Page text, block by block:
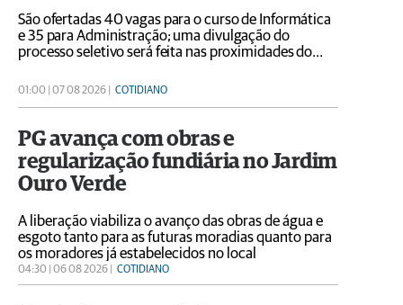
São ofertadas 40 vagas para o curso de Informática
e 35 para Administração; uma divulgação do
processo seletivo será feita nas proximidades do
01:00 | 07 08 2026 | COTIDIANO
PG avança com obras e
regularização fundiária no Jardim
Ouro Verde
A liberação viabiliza o avanço das obras de água e
esgoto tanto para as futuras moradias quanto para
os moradores já estabelecidos no local
04:30 | 06 08 2026 | COTIDIANO